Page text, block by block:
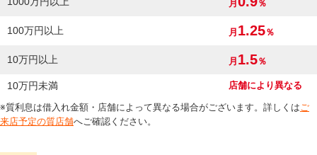
月 ％
100万円以上 月 1.25％
10万円以上 月 1.5％
10万円未満 店舗により異なる
※質利息は借入れ金額・店舗によって異なる場合がございます。詳しくは ご
来店予定の質店舗へご確認ください。